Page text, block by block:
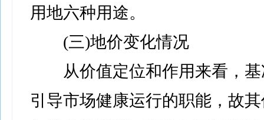
用地六种用途。
(三)地价变化情况
从价值定位和作用来看，基
引导市场健康运行的职能，故